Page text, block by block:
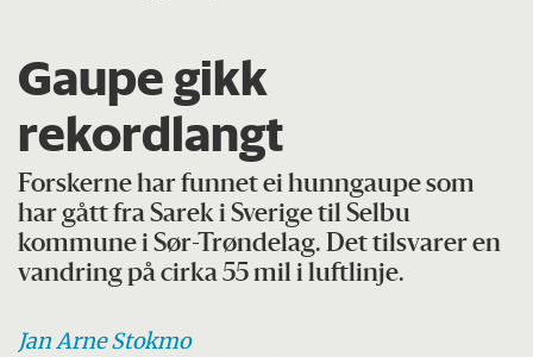
Gaupe gikk
rekordlangt
Forskerne har funnet ei hunngaupe som
har gått fra Sarek i Sverige til Selbu
kommune i Sør-Trøndelag. Det tilsvarer en
vandring på cirka 55 mil i luftlinje.
Jan Arne Stokmo